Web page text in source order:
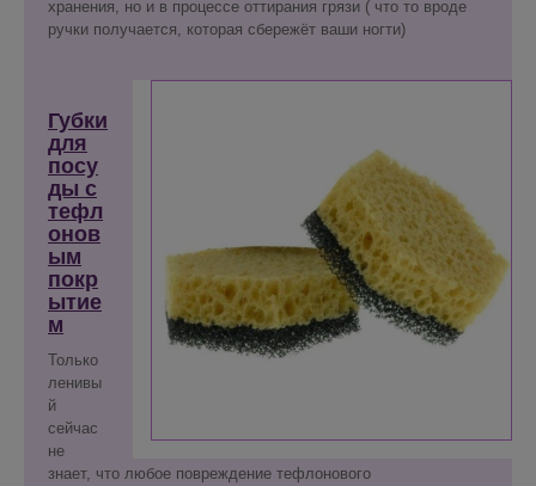
хранения, но и в процессе оттирания грязи ( что то вроде
ручки получается, которая сбережёт ваши ногти)
Губки
для
посу
ды с
тефл
онов
ым
покр
ытие
м
Только
ленивы
й
сейчас
не
знает, что любое повреждение тефлонового